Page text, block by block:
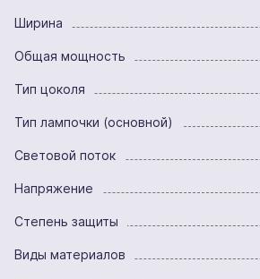
Ширина
Общая мощность
Тип цоколя
Тип лампочки (основной)
Световой поток
Напряжение
Степень защиты
Виды материалов